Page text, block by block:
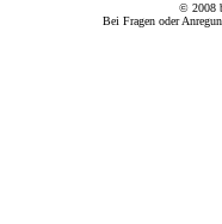
© 2008
Bei Fragen oder